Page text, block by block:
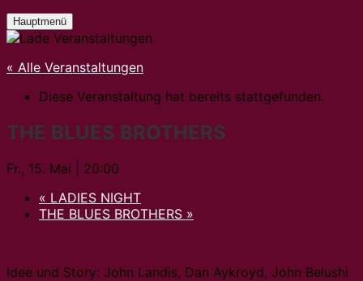
Hauptmenü
« Alle Veranstaltungen
Diese Veranstaltung hat bereits stattgefunden.
THE BLUES BROTHERS
Fr., 15. Mai | 20:00
« LADIES NIGHT
THE BLUES BROTHERS »
Idee und Story: John Landis, Dan Aykroyd, John Belushi